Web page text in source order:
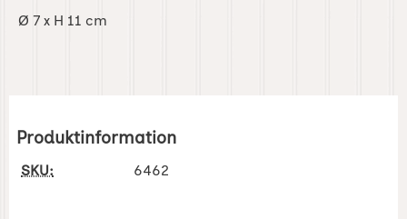
Ø 7 x H 11 cm
Produktinformation
SKU: 6462